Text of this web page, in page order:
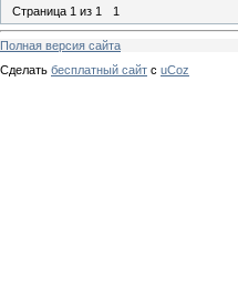
Страница 1 из 1 1
Полная версия сайта
Сделать бесплатный сайт с uCoz